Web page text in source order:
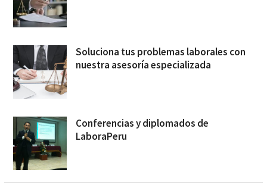
Soluciona tus problemas laborales con
nuestra asesoría especializada
Conferencias y diplomados de
LaboraPeru